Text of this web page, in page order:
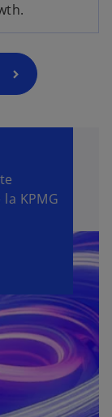
KPMG